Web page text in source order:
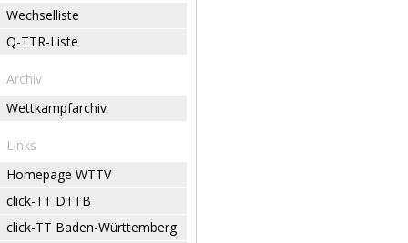
Wechselliste
Q-TTR-Liste
Archiv
Wettkampfarchiv
Links
Homepage WTTV
click-TT DTTB
click-TT Baden-Württemberg